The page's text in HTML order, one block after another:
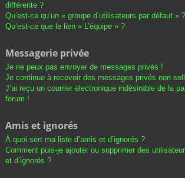
différente ?
Qu’est-ce qu’un « groupe d’utilisateurs par défaut » ?
Qu’est-ce que le lien « L’équipe » ?
Messagerie privée
Je ne peux pas envoyer de messages privés !
Je continue à recevoir des messages privés non
J’ai reçu un courrier électronique indésirable de la
forum !
Amis et ignorés
À quoi sert ma liste d’amis et d’ignorés ?
Comment puis-je ajouter ou supprimer des
et d’ignorés ?